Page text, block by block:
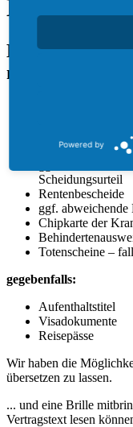
Benötigte
Bringen Sie
mit:
Personalausweis
Ihre
Scheidungsurteil
Rentenbescheide
ggf.
Chipkarte der
Totenscheine –
gegebenfalls:
Aufenthaltstitel
Visadokumente
Reisepässe
Wir haben die
übersetzen zu lassen.
... und eine Brille
Vertragstext lesen
Powered by